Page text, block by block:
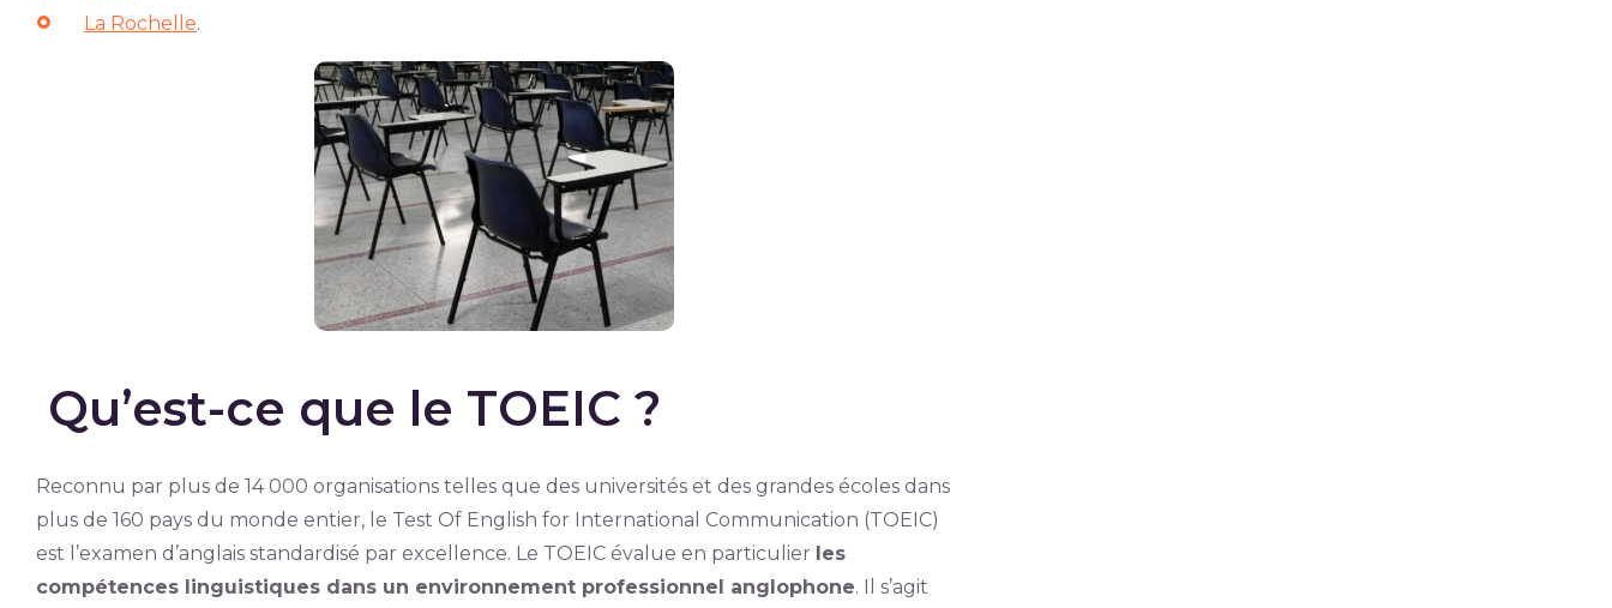
La Rochelle.
Qu’est-ce que le TOEIC ?
Reconnu par plus de 14 000 organisations telles que des universités et des grandes écoles dans
plus de 160 pays du monde entier, le Test Of English for International Communication (TOEIC)
est l’examen d’anglais standardisé par excellence. Le TOEIC évalue en particulier les
compétences linguistiques dans un environnement professionnel anglophone. Il s’agit